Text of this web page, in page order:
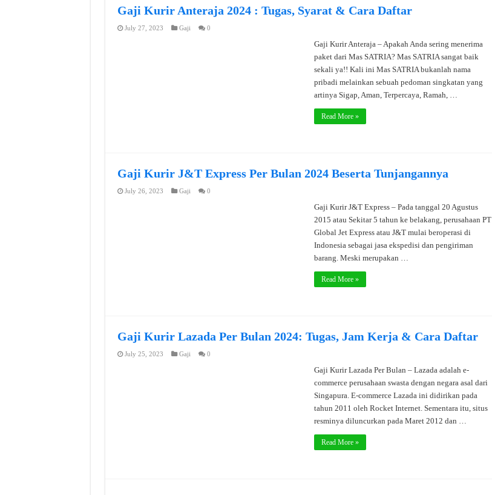
Gaji Kurir Anteraja 2024 : Tugas, Syarat & Cara Daftar
July 27, 2023 Gaji 0
Gaji Kurir Anteraja – Apakah Anda sering menerima
paket dari Mas SATRIA? Mas SATRIA sangat baik
sekali ya!! Kali ini Mas SATRIA bukanlah nama
pribadi melainkan sebuah pedoman singkatan yang
artinya Sigap, Aman, Terpercaya, Ramah, …
Read More »
Gaji Kurir J&T Express Per Bulan 2024 Beserta Tunjangannya
July 26, 2023 Gaji 0
Gaji Kurir J&T Express – Pada tanggal 20 Agustus
2015 atau Sekitar 5 tahun ke belakang, perusahaan PT
Global Jet Express atau J&T mulai beroperasi di
Indonesia sebagai jasa ekspedisi dan pengiriman
barang. Meski merupakan …
Read More »
Gaji Kurir Lazada Per Bulan 2024: Tugas, Jam Kerja & Cara Daftar
July 25, 2023 Gaji 0
Gaji Kurir Lazada Per Bulan – Lazada adalah e-
commerce perusahaan swasta dengan negara asal dari
Singapura. E-commerce Lazada ini didirikan pada
tahun 2011 oleh Rocket Internet. Sementara itu, situs
resminya diluncurkan pada Maret 2012 dan …
Read More »